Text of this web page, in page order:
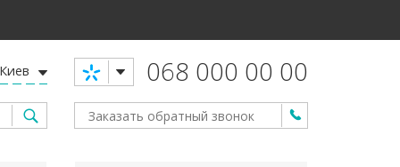
068 000 00 00
Киев